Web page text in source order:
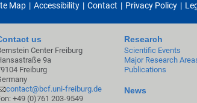
Map Accessibility Contact Privacy Policy
us
Center Freiburg
9a
Freiburg
contact@bcf.uni-freiburg.de
+49 (0)761 203-9549
Research
Scientific Events
Major Research
Publications
News